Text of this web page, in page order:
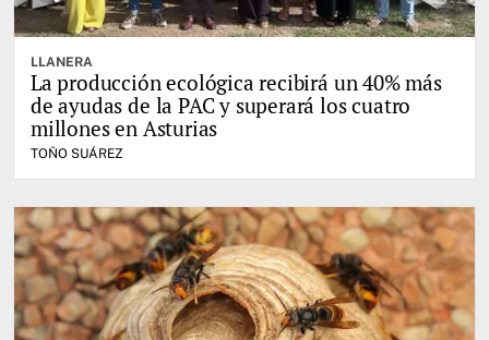
LLANERA
La producción ecológica recibirá un 40% más
de ayudas de la PAC y superará los cuatro
millones en Asturias
TOÑO SUÁREZ